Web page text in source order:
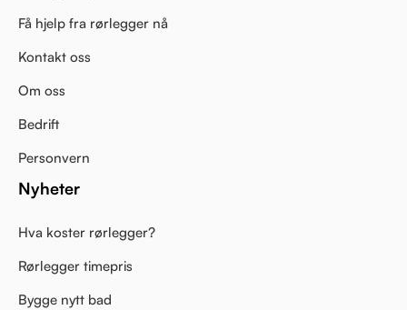
Få hjelp fra rørlegger nå
Kontakt oss
Om oss
Bedrift
Personvern
Nyheter
Hva koster rørlegger?
Rørlegger timepris
Bygge nytt bad